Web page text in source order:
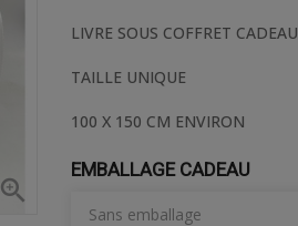

LIVRE SOUS COFFRET CADEAU
TAILLE UNIQUE
100 X 150 CM ENVIRON
EMBALLAGE CADEAU